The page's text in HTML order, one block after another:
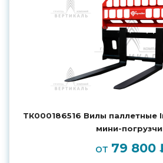
ТК000186516 Вилы паллетные
мини-
от 79 800